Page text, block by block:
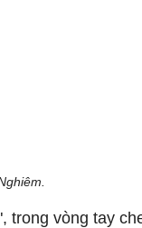
trong vòng tay